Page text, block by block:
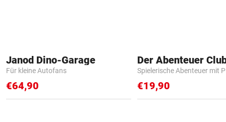
Janod Dino-Garage
Für kleine Autofans
€64,90
Der Abenteuer
Spielerische Abenteuer mit
€19,90